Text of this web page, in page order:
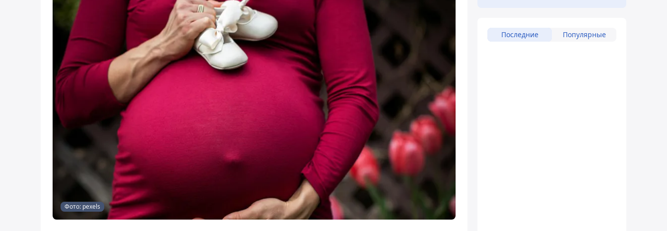
Фото: pexels
Последние Популярные